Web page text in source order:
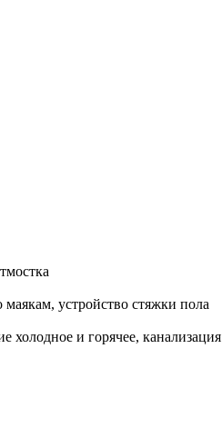
устройство стяжки пола
холодное и горячее, канализация